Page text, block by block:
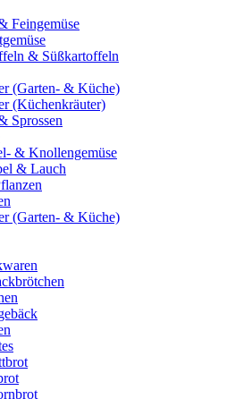
Feingemüse
& Süßkartoffeln
(Garten- & Küche)
(Küchenkräuter)
Sprossen
& Knollengemüse
& Lauch
(Garten- & Küche)